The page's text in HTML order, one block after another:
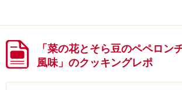
「菜の花とそら豆のペペロン
風味」のクッキングレポ